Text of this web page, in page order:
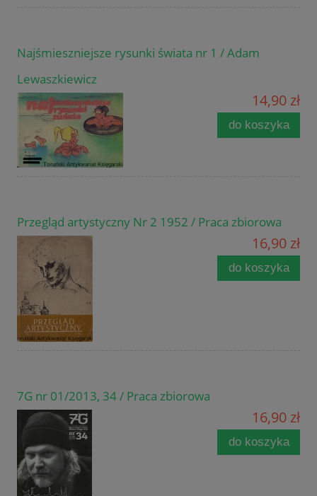
Najśmieszniejsze rysunki świata nr 1 / Adam
Lewaszkiewicz
14,90 zł
do koszyka
Przegląd artystyczny Nr 2 1952 / Praca zbiorowa
16,90 zł
do koszyka
7G nr 01/2013, 34 / Praca zbiorowa
16,90 zł
do koszyka